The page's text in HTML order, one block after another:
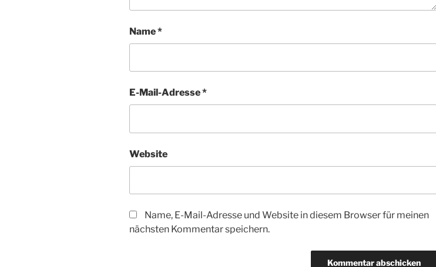
Name*
E-Mail-Adresse*
Website
Name, E-Mail-Adresse und Website in diesem Browser für meinen
nächsten Kommentar speichern.